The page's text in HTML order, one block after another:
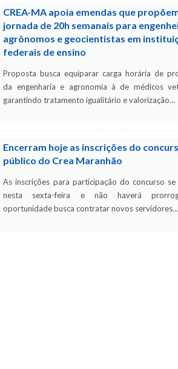
CREA-MA apoia emendas que
jornada de 20h semanais para
agrônomos e geocientistas em
federais de ensino
Proposta busca equiparar carga horária de
da engenharia e agronomia à de médicos
garantindo tratamento igualitário e valorização…
Encerram hoje as inscrições do
público do Crea Maranhão
As inscrições para participação do concurso se
nesta sexta-feira e não haverá
oportunidade busca contratar novos servidores…